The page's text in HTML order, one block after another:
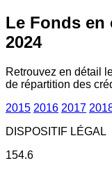
Le Fonds en
2024
Retrouvez en détail
de répartition des
2015 2016 2017
DISPOSITIF LÉGAL
154.6